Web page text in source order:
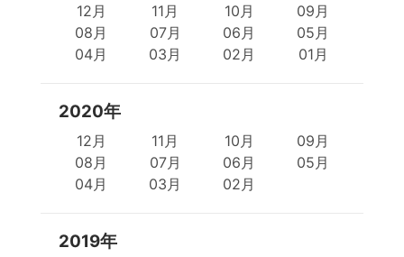
12月 11月 10月
09月
08月
07月 06月
05月
04月
03月 02月 01月
2020年
12月 11月 10月
09月
08月
07月 06月
05月
04月
03月 02月
2019年